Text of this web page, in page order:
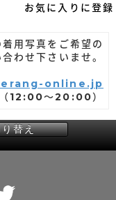
用写真をご希望の
わせ下さいませ。
online.jp
12:00～20:00）
お気に入りに登録
替え